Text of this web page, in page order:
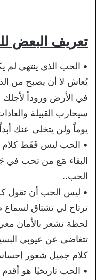
تعريف البعض
• الحب الذي ينتهي لم
يُعاش لا أن يصبح من
في الأرض وروداً لأجلك
سيحارب القبيلة
يوماً ولن يتخلى عنك
• الحب ليس فَقَط
البقاء مَع من تحب في
الحب..
• ليس الحب أن تقول
ترتاح لي تشتاق
لحظة تشعر بالأمان
تتغاضى عن عيوبي
كلام جميل شعور
• الحب تاريخيًا هو أقدم